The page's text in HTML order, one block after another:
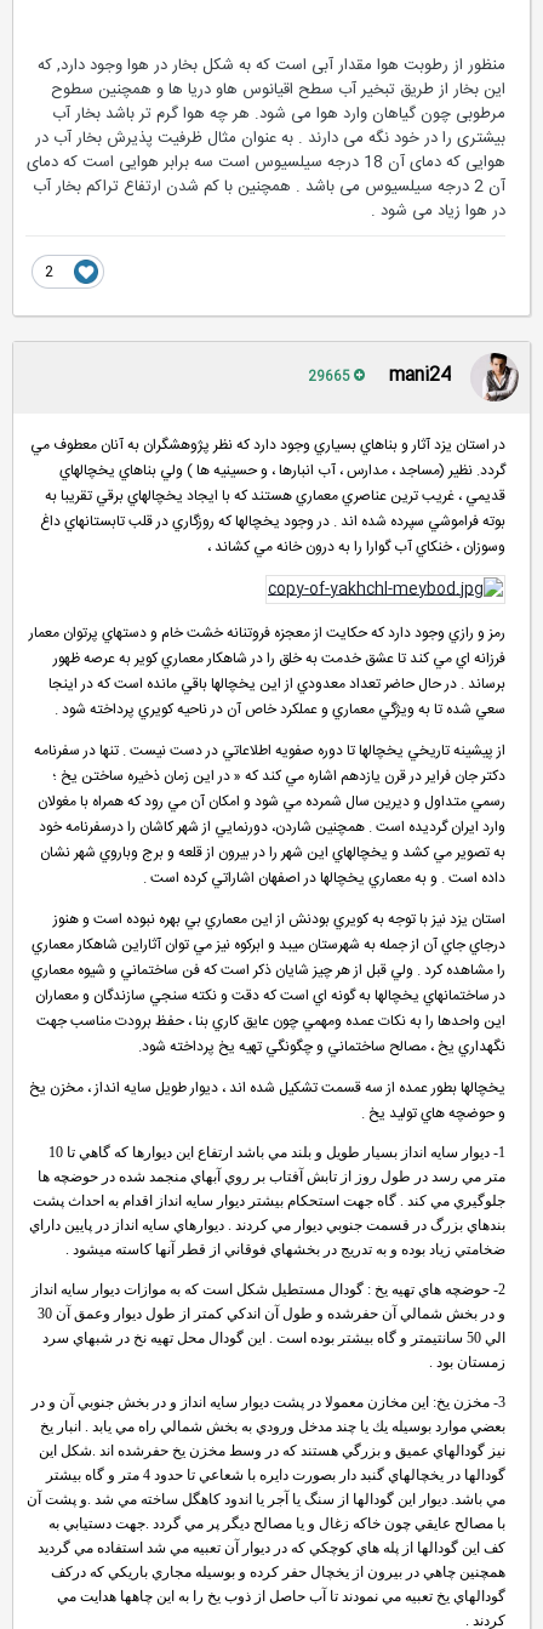
منظور از رطوبت هوا مقدار آبی است که به شکل بخار در هوا وجود دارد, که
این بخار از طریق تبخیر آب سطح اقیانوس هاو دریا ها و همچنین سطوح
مرطوبی چون گیاهان وارد هوا می شود. هر چه هوا گرم تر باشد بخار آب
بیشتری را در خود نگه می دارند . به عنوان مثال ظرفیت پذیرش بخار آب در
هوایی که دمای آن 18 درجه سیلسیوس است سه برابر هوایی است که دمای
آن 2 درجه سیلسیوس می باشد . همچنین با کم شدن ارتفاع تراکم بخار آب
در هوا زیاد می شود .
mani24
در استان يزد آثار و بناهاي بسياري وجود دارد كه نظر پژوهشگران به آنان معطوف مي
گردد. نظير (مساجد ، مدارس ، آب انبارها ، و حسينيه ها ) ولي بناهاي يخچالهاي
قديمي ، غريب ترين عناصري معماري هستند كه با ايجاد يخچالهاي برقي تقريبا به
بوته فراموشي سپرده شده اند . در وجود يخچالها كه روزگاري در قلب تابستانهاي داغ
وسوزان ، خنكاي آب گوارا را به درون خانه مي كشاند ،
رمز و رازي وجود دارد كه حكايت از معجزه فروتنانه خشت خام و دستهاي پرتوان معمار
فرزانه اي مي كند تا عشق خدمت به خلق را در شاهكار معماري كوير به عرصه ظهور
برساند . در حال حاضر تعداد معدودي از اين يخچالها باقي مانده است كه در اينجا
سعي شده تا به ويژگي معماري و عملكرد خاص آن در ناحيه كويري پرداخته شود .
از پيشينه تاريخي يخچالها تا دوره صفويه اطلاعاتي در دست نيست . تنها در سفرنامه
دكتر جان فراير در قرن يازدهم اشاره مي كند كه « در اين زمان ذخيره ساختن يخ ؛
رسمي متداول و ديرين سال شمرده مي شود و امكان آن مي رود كه همراه با مغولان
وارد ايران گرديده است . همچنين شاردن، دورنمايي از شهر كاشان را درسفرنامه خود
به تصوير مي كشد و يخچالهاي اين شهر را در بيرون از قلعه و برج وباروي شهر نشان
داده است . و به معماري يخچالها در اصفهان اشاراتي كرده است .
استان يزد نيز با توجه به كويري بودنش از اين معماري بي بهره نبوده است و هنوز
درجاي جاي آن از جمله به شهرستان ميبد و ابركوه نيز مي توان آثاراين شاهكار معماري
را مشاهده كرد . ولي قبل از هر چيز شايان ذكر است كه فن ساختماني و شيوه معماري
در ساختمانهاي يخچالها به گونه اي است كه دقت و نكته سنجي سازندگان و معماران
اين واحدها را به نكات عمده ومهمي چون عايق كاري بنا ، حفظ برودت مناسب جهت
نگهداري يخ ، مصالح ساختماني و چگونگي تهيه يخ پرداخته شود.
يخچالها بطور عمده از سه قسمت تشكيل شده اند ، ديوار طويل سايه انداز ، مخزن يخ
و حوضچه هاي توليد يخ .
ديوار سايه انداز بسيار طويل و بلند مي باشد ارتفاع اين ديوارها كه گاهي تا 10
متر مي رسد در طول روز از تابش آفتاب بر روي آبهاي منجمد شده در حوضچه ها
جلوگيري مي كند . گاه جهت استحكام بيشتر ديوار سايه انداز اقدام به احداث پشت
بندهاي بزرگ در قسمت جنوبي ديوار مي كردند . ديوارهاي سايه انداز در پايين داراي
ضخامتي زياد بوده و به تدريج در بخشهاي فوقاني از قطر آنها كاسته ميشود .
حوضچه هاي تهيه يخ : گودال مستطيل شكل است كه به موازات ديوار سايه انداز
و در بخش شمالي آن حفرشده و طول آن اندكي كمتر از طول ديوار وعمق آن 30
الي 50 سانتيمتر و گاه بيشتر بوده است . اين گودال محل تهيه نخ در شبهاي سرد
زمستان بود .
مخزن يخ: اين مخازن معمولا در پشت ديوار سايه انداز و در بخش جنوبي آن و در
بعضي موارد بوسيله يك يا چند مدخل ورودي به بخش شمالي راه مي يابد . انبار يخ
نيز گودالهاي عميق و بزرگي هستند كه در وسط مخزن يخ حفرشده اند .شكل اين
گودالها در يخچالهاي گنبد دار بصورت دايره با شعاعي تا حدود 4 متر و گاه بيشتر
مي باشد. ديوار اين گودالها از سنگ يا آجر يا اندود كاهگل ساخته مي شد .و پشت آن
با مصالح عايقي چون خاكه زغال و يا مصالح ديگر پر مي گردد .جهت دستيابي به
كف اين گودالها از پله هاي كوچكي كه در ديوار آن تعبيه مي شد استفاده مي گرديد
همچنين چاهي در بيرون از يخچال حفر كرده و بوسيله مجاري باريكي كه دركف
گودالهاي يخ تعبيه مي نمودند تا آب حاصل از ذوب يخ را به اين چاهها هدايت مي
كردند .